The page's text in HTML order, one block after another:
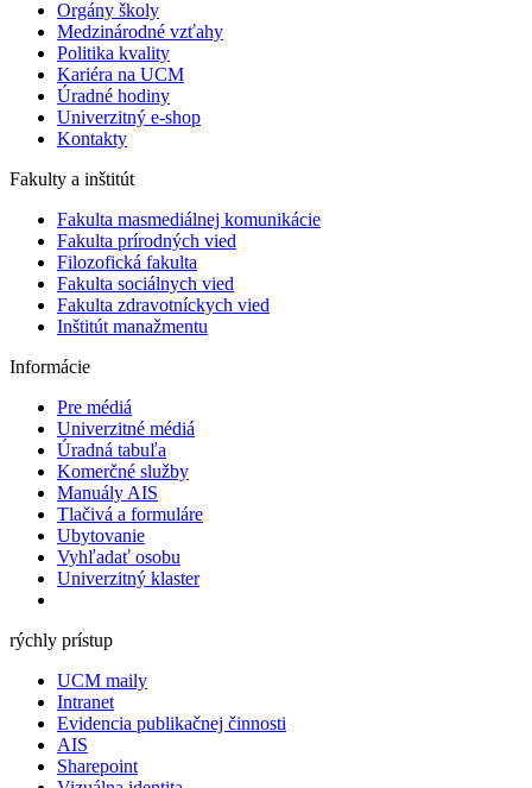
Orgány školy
Medzinárodné vzťahy
Politika kvality
Kariéra na UCM
Úradné hodiny
Univerzitný e-shop
Kontakty
Fakulty a inštitút
Fakulta masmediálnej komunikácie
Fakulta prírodných vied
Filozofická fakulta
Fakulta ​sociálnych vied
Fakulta zdravotníckych vied
Inštitút manažmentu
Informácie
Pre médiá
Univerzitné médiá
Úradná tabuľa
Komerčné služby
Manuály AIS
Tlačivá a formuláre
Ubytovanie
Vyhľadať osobu
Univerzitný klaster
rýchly prístup
UCM maily
Intranet
Evidencia publikačnej činnosti
AIS
Sharepoint